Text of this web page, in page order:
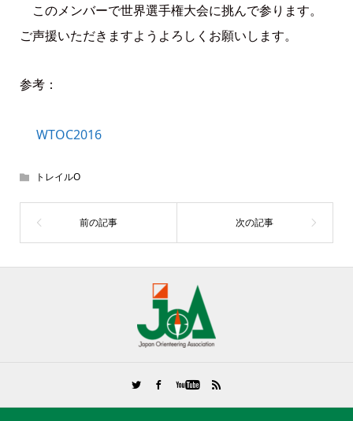
このメンバーで世界選手権大会に挑んで参ります。
ご声援いただきますようよろしくお願いします。
参考：
WTOC2016
トレイルO